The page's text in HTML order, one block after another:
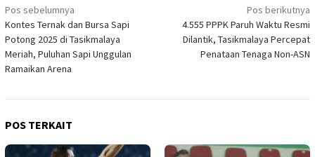
Navigasi
pos
Pos sebelumnya
Kontes Ternak dan Bursa Sapi
Potong 2025 di Tasikmalaya
Meriah, Puluhan Sapi Unggulan
Ramaikan Arena
Pos berikutnya
4.555 PPPK Paruh Waktu Resmi
Dilantik, Tasikmalaya Percepat
Penataan Tenaga Non-ASN
POS TERKAIT